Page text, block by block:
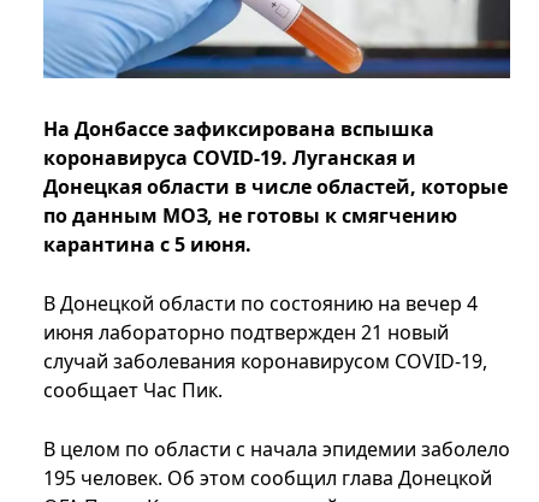
На Донбассе зафиксирована вспышка
коронавируса COVID-19. Луганская и
Донецкая области в числе областей, которые
по данным МОЗ, не готовы к смягчению
карантина с 5 июня.
В Донецкой области по состоянию на вечер 4
июня лабораторно подтвержден 21 новый
случай заболевания коронавирусом COVID-19,
сообщает Час Пик.
В целом по области с начала эпидемии заболело
195 человек. Об этом сообщил глава Донецкой